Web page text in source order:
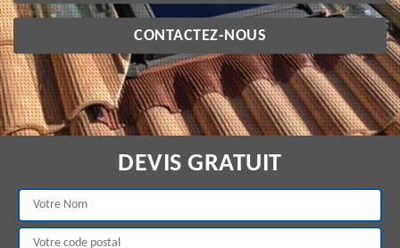
CONTACTEZ-NOUS
DEVIS GRATUIT